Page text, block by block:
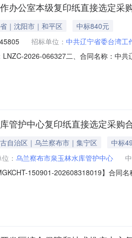
办公室本级复印纸直接选定采
｜沈阳市｜和平区
中标840元
招标单位： 中共辽宁省委台湾工
LNZC-2026-066327二、合同名称：中
：辽宁省沈阳市和平区三好街67号四层
管护中心复印纸直接选定采购
自治区｜乌兰察布市｜集宁区
中标
： 乌兰察布市泉玉林水库管护中心
150901-202608318019】合同
标的信息：主要标的名称：乐活天章